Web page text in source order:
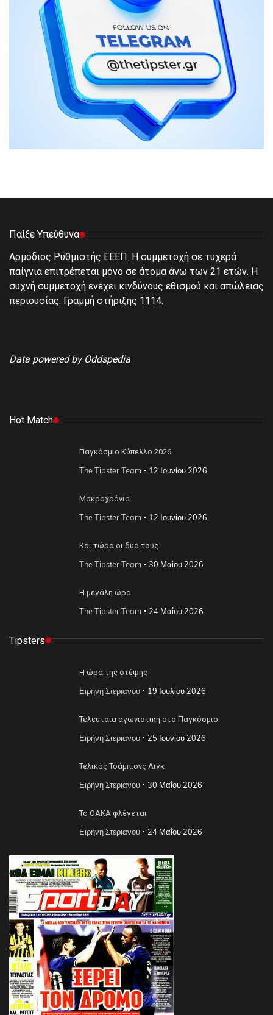
Παίξε Υπεύθυνα
Αρμόδιος Ρυθμιστής ΕΕΕΠ. Η συμμετοχή σε τυχερά
παίγνια επιτρέπεται μόνο σε άτομα άνω των 21 ετών. Η
συχνή συμμετοχή ενέχει κινδύνους εθισμού και απώλειας
περιουσίας. Γραμμή στήριξης 1114.
Data powered by Oddspedia
Hot Match
Παγκόσμιο Κύπελλο 2026
The Tipster Team 12 Ιουνίου 2026
Μακροχρόνια
The Tipster Team 12 Ιουνίου 2026
Και τώρα οι δύο τους
The Tipster Team 30 Μαΐου 2026
Η μεγάλη ώρα
The Tipster Team 24 Μαΐου 2026
Tipsters
Η ώρα της στέψης
Ειρήνη Στεριανού 19 Ιουλίου 2026
Τελευταία αγωνιστική στο Παγκόσμιο
Ειρήνη Στεριανού 25 Ιουνίου 2026
Τελικός Τσάμπιονς Λιγκ
Ειρήνη Στεριανού 30 Μαΐου 2026
Το ΟΑΚΑ φλέγεται
Ειρήνη Στεριανού 24 Μαΐου 2026